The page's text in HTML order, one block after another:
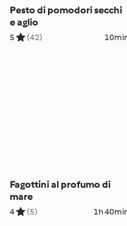
Pesto di pomodori secchi
e aglio
5 (42)
Fagottini al profumo di
mare
4 (5) 1h